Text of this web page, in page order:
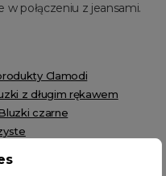
połączeniu z jeansami.
Clamodi
z długim rękawem
czarne